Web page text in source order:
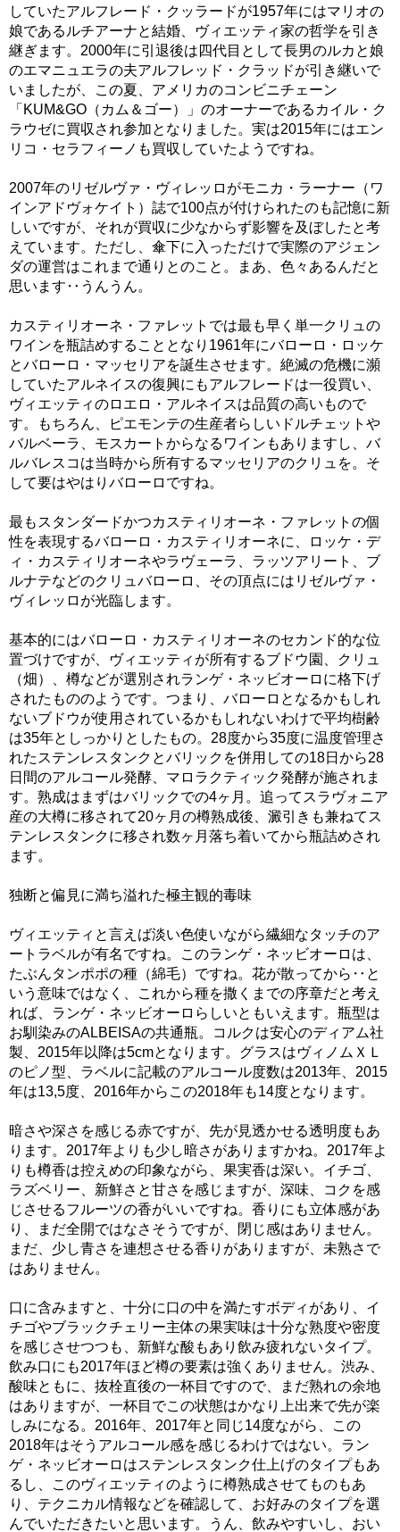
していたアルフレード・クッラードが1957年にはマリオの
娘であるルチアーナと結婚、ヴィエッティ家の哲学を引き
継ぎます。2000年に引退後は四代目として長男のルカと娘
のエマニュエラの夫アルフレッド・クラッドが引き継いで
いましたが、この夏、アメリカのコンビニチェーン
「KUM&GO（カム＆ゴー）」のオーナーであるカイル・ク
ラウゼに買収され参加となりました。実は2015年にはエン
リコ・セラフィーノも買収していたようですね。
2007年のリゼルヴァ・ヴィレッロがモニカ・ラーナー（ワ
インアドヴォケイト）誌で100点が付けられたのも記憶に新
しいですが、それが買収に少なからず影響を及ぼしたと考
えています。ただし、傘下に入っただけで実際のアジェン
ダの運営はこれまで通りとのこと。まあ、色々あるんだと
思います‥うんうん。
カスティリオーネ・ファレットでは最も早く単一クリュの
ワインを瓶詰めすることとなり1961年にバローロ・ロッケ
とバローロ・マッセリアを誕生させます。絶滅の危機に瀕
していたアルネイスの復興にもアルフレードは一役買い、
ヴィエッティのロエロ・アルネイスは品質の高いもので
す。もちろん、ピエモンテの生産者らしいドルチェットや
バルベーラ、モスカートからなるワインもありますし、バ
ルバレスコは当時から所有するマッセリアのクリュを。そ
して要はやはりバローロですね。
最もスタンダードかつカスティリオーネ・ファレットの個
性を表現するバローロ・カスティリオーネに、ロッケ・デ
ィ・カスティリオーネやラヴェーラ、ラッツアリート、ブ
ルナテなどのクリュバローロ、その頂点にはリゼルヴァ・
ヴィレッロが光臨します。
基本的にはバローロ・カスティリオーネのセカンド的な位
置づけですが、ヴィエッティが所有するブドウ園、クリュ
（畑）、樽などが選別されランゲ・ネッビオーロに格下げ
されたもののようです。つまり、バローロとなるかもしれ
ないブドウが使用されているかもしれないわけで平均樹齢
は35年としっかりとしたもの。28度から35度に温度管理さ
れたステンレスタンクとバリックを併用しての18日から28
日間のアルコール発酵、マロラクティック発酵が施されま
す。熟成はまずはバリックでの4ヶ月。追ってスラヴォニア
産の大樽に移されて20ヶ月の樽熟成後、澱引きも兼ねてス
テンレスタンクに移され数ヶ月落ち着いてから瓶詰めされ
ます。
独断と偏見に満ち溢れた極主観的毒味
ヴィエッティと言えば淡い色使いながら繊細なタッチのア
ートラベルが有名ですね。このランゲ・ネッビオーロは、
たぶんタンポポの種（綿毛）ですね。花が散ってから‥と
いう意味ではなく、これから種を撒くまでの序章だと考え
れば、ランゲ・ネッビオーロらしいともいえます。瓶型は
お馴染みのALBEISAの共通瓶。コルクは安心のディアム社
製、2015年以降は5cmとなります。グラスはヴィノムＸＬ
のピノ型、ラベルに記載のアルコール度数は2013年、2015
年は13,5度、2016年からこの2018年も14度となります。
暗さや深さを感じる赤ですが、先が見透かせる透明度もあ
ります。2017年よりも少し暗さがありますかね。2017年よ
りも樽香は控えめの印象ながら、果実香は深い。イチゴ、
ラズベリー、新鮮さと甘さを感じますが、深味、コクを感
じさせるフルーツの香がいいですね。香りにも立体感があ
り、まだ全開ではなさそうですが、閉じ感はありません。
まだ、少し青さを連想させる香りがありますが、未熟さで
はありません。
口に含みますと、十分に口の中を満たすボディがあり、イ
チゴやブラックチェリー主体の果実味は十分な熟度や密度
を感じさせつつも、新鮮な酸もあり飲み疲れないタイプ。
飲み口にも2017年ほど樽の要素は強くありません。渋み、
酸味ともに、抜栓直後の一杯目ですので、まだ熟れの余地
はありますが、一杯目でこの状態はかなり上出来で先が楽
しみになる。2016年、2017年と同じ14度ながら、この
2018年はそうアルコール感を感じるわけではない。ラン
ゲ・ネッビオーロはステンレスタンク仕上げのタイプもあ
るし、このヴィエッティのように樽熟成させてものもあ
り、テクニカル情報などを確認して、お好みのタイプを選
んでいただきたいと思います。うん、飲みやすいし、おい